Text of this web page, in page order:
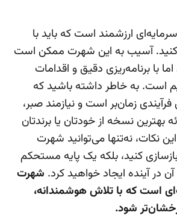
ارزشمند است که باید با
کنید. آسیب به این شهرت ممکن است
با برنامه‌ریزی دقیق و اقدامات
است. به خاطر داشته باشید که
زمان‌بر است و نیازمند صبر،
بهترین نسخه از خودتان یا برندتان
نکات، نه‌تنها می‌توانید شهرت
کنید، بلکه یک پایه مستحکم
در آینده ایجاد خواهید کرد. شهرت
است که با تلاش هوشمندانه،
شود.